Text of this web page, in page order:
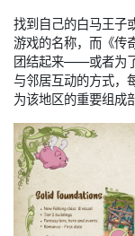
找到自己的白马王子
游戏的名称，而《传
团结起来——或者为
与邻居互动的方式，
为该地区的重要组成